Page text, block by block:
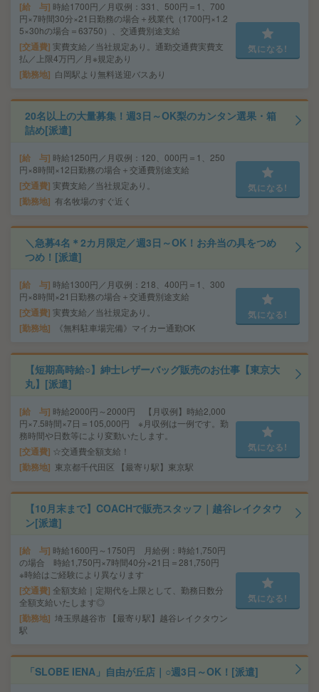
給 与 時給1700円／月収例：331、500円＝1、700
円×7時間30分×21日勤務の場合＋残業代（1700円×1.2
5×30hの場合＝63750）、交通費別途支給
交通費 実費支給／当社規定あり。通勤交通費実費支
払／上限4万円／月※規定あり
勤務地 白岡駅より無料送迎バスあり
気になる!
20名以上の大量募集！週3日～OK梨のカンタン選果・箱
詰め[派遣]
給 与 時給1250円／月収例：120、000円＝1、250
円×8時間×12日勤務の場合＋交通費別途支給
交通費 実費支給／当社規定あり。
勤務地 有名牧場のすぐ近く
気になる!
＼急募4名＊2カ月限定／週3日～OK！お弁当の具をつめ
つめ！[派遣]
給 与 時給1300円／月収例：218、400円＝1、300
円×8時間×21日勤務の場合＋交通費別途支給
交通費 実費支給／当社規定あり。
勤務地 《無料駐車場完備》マイカー通勤OK
気になる!
【短期高時給○】紳士レザーバッグ販売のお仕事【東京大
丸】[派遣]
給 与 時給2000円～2000円 【月収例】時給2,000
円×7.5時間×7日＝105,000円 ※月収例は一例です。勤
務時間や日数等により変動いたします。
交通費 ☆交通費全額支給！
勤務地 東京都千代田区 【最寄り駅】東京駅
気になる!
【10月末まで】COACHで販売スタッフ｜越谷レイクタウ
ン[派遣]
給 与 時給1600円～1750円 月給例：時給1,750円
の場合 時給1,750円×7時間40分×21日＝281,750円
※時給はご経験により異なります
交通費 全額支給｜定期代を上限として、勤務日数分
全額支給いたします◎
勤務地 埼玉県越谷市 【最寄り駅】越谷レイクタウン
駅
気になる!
「SLOBE IENA」自由が丘店｜○週3日～OK！[派遣]